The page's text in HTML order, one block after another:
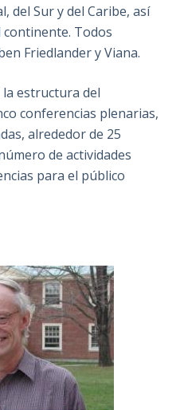
del Sur y del Caribe, así
Todos
Friedlander y Viana.
estructura del
conferencias plenarias,
alrededor de 25
de actividades
para el público